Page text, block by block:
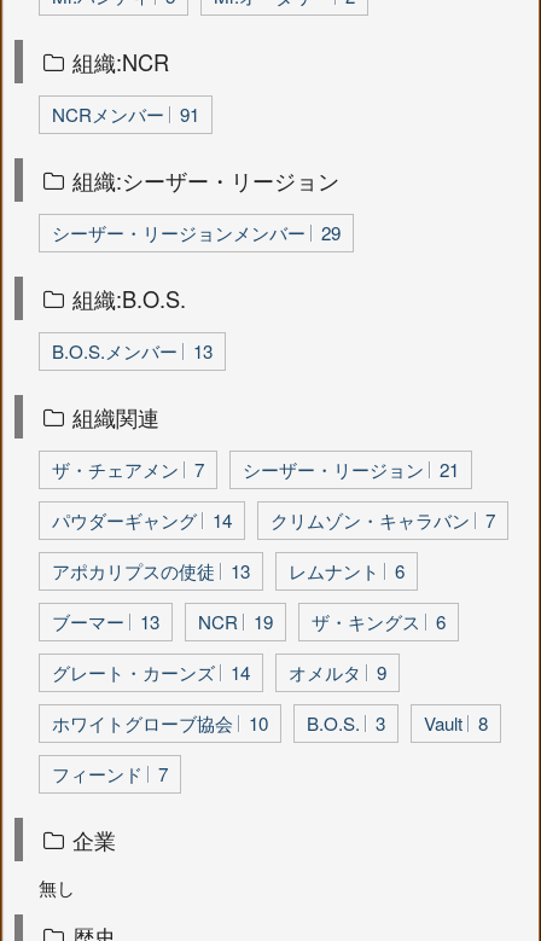
組織:NCR
NCRメンバー 91
組織:シーザー・リージョン
シーザー・リージョンメンバー 29
組織:B.O.S.
B.O.S.メンバー 13
組織関連
ザ・チェアメン 7 シーザー・リージョン
21
パウダーギャング
14 クリムゾン・キャラバン
7
アポカリプスの使徒
13 レムナント
6
ブーマー
13 NCR 19 ザ・キングス
6
グレート・カーンズ
14 オメルタ
9
ホワイトグローブ協会
10 B.O.S. 3 Vault
8
フィーンド
7
企業
無し